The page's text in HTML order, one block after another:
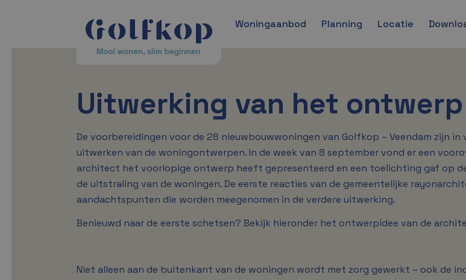
Woningaanbod Planning Locatie
Uitwerking van het
De voorbereidingen voor de 28 nieuwbouwwoningen van Golfkop – Veendam zijn
uitwerken van de woningontwerpen. In de week van 8 september vond er een
architect het voorlopige ontwerp heeft gepresenteerd en een toelichting gaf op
de uitstraling van de woningen. De eerste reacties van de gemeentelijke
aandachtspunten die worden meegenomen in de verdere uitwerking.
Benieuwd naar de eerste schetsen? Bekijk hieronder het ontwerpidee van de
Niet alleen aan de buitenkant van de woningen wordt met zorg gewerkt – ook de